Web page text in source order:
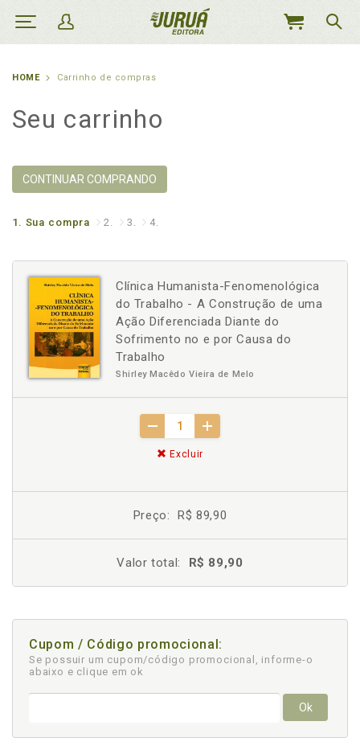
MEU
HOME Carrinho de compras
Seu carrinho
CONTINUAR COMPRANDO
1. Sua compra 2. 3. 4.
Clínica Humanista-Fenomenológica
do Trabalho - A Construção de uma
Ação Diferenciada Diante do
Sofrimento no e por Causa do
Trabalho
Shirley Macêdo Vieira de Melo
Excluir
Preço: R$ 89,90
Valor total: R$ 89,90
Cupom / Código promocional:
Se possuir um cupom/código promocional, informe-o
abaixo e clique em ok
Ok